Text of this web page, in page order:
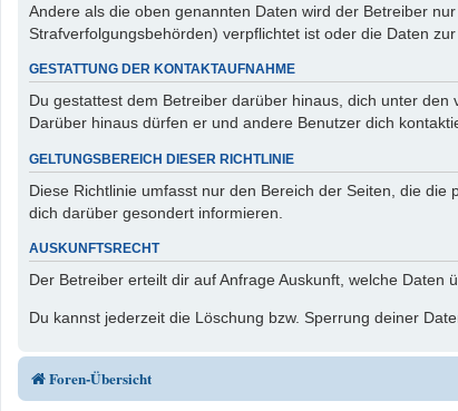
Andere als die oben genannten Daten wird der Betreiber
Strafverfolgungsbehörden) verpflichtet ist oder die Daten
GESTATTUNG DER KONTAKTAUFNAHME
Du gestattest dem Betreiber darüber hinaus, dich unter
Darüber hinaus dürfen er und andere Benutzer dich
GELTUNGSBEREICH DIESER RICHTLINIE
Diese Richtlinie umfasst nur den Bereich der Seiten, die
dich darüber gesondert informieren.
AUSKUNFTSRECHT
Der Betreiber erteilt dir auf Anfrage Auskunft, welche Daten
Du kannst jederzeit die Löschung bzw. Sperrung deiner
Foren-Übersicht